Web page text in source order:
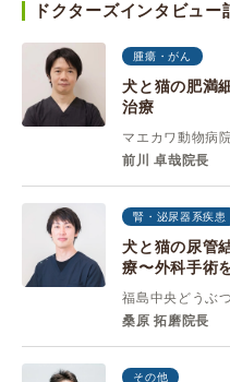
ドクターズインタビュー
腫瘍・がん
犬と猫の肥満
治療
マエカワ動物病
前川 卓哉院長
腎・泌尿器系疾患
犬と猫の尿管
療〜外科手術
福島中央どうぶ
桑原 拓磨院長
その他